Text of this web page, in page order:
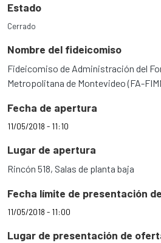
Estado
Cerrado
Nombre del fideicomiso
Fideicomiso de Administración del
Metropolitana de Montevideo (FA-
Fecha de apertura
11/05/2018 - 11:10
Lugar de apertura
Rincón 518, Salas de planta baja
Fecha límite de presentación
11/05/2018 - 11:00
Lugar de presentación de